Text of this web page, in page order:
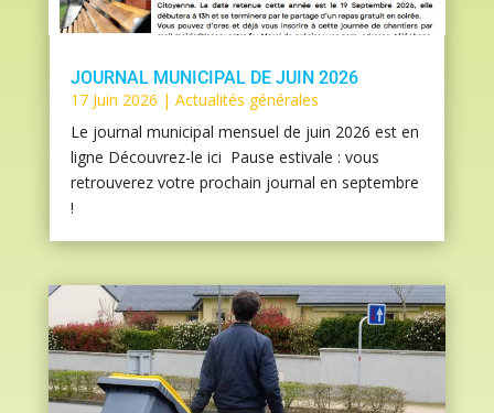
JOURNAL MUNICIPAL DE JUIN 2026
17 Juin 2026 | Actualités générales
Le journal municipal mensuel de juin 2026 est en
ligne Découvrez-le ici Pause estivale : vous
retrouverez votre prochain journal en septembre
!